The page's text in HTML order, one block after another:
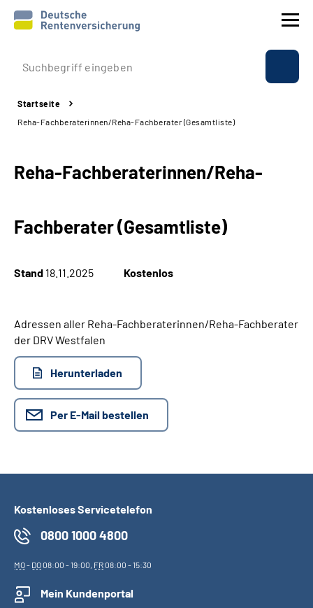
Prävention
Reha
Experten
Über uns & Presse
Suche
Inhalte in Gebärdensprache (DGS)
Startseite
Reha-Fachberaterinnen/Reha-Fachberater (Gesamtliste)
Reha-Fachberaterinnen/Reha-
Fachberater (Gesamtliste)
Stand 18.11.2025 Kostenlos
Adressen aller Reha-Fachberaterinnen/Reha-Fachberater
der DRV Westfalen
Herunterladen
Per E-Mail bestellen
Kostenloses Servicetelefon
0800 1000 4800
MO- DO08:00 - 19:00, FR08:00 - 15:30
Mein Kundenportal